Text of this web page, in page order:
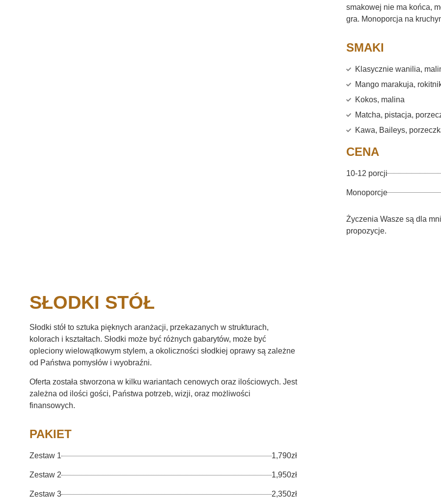
smakowej nie ma końca,
gra. Monoporcja na
SMAKI
Klasycznie wanilia,
Mango marakuja,
Kokos, malina
Matcha, pistacja,
Kawa, Baileys,
CENA
10-12 porcji
Monoporcje
Życzenia Wasze są dla
propozycje.
SŁODKI STÓŁ
Słodki stół to sztuka pięknych aranżacji, przekazanych w strukturach,
kolorach i kształtach. Słodki może być różnych gabarytów, może być
opleciony wielowątkowym stylem, a okoliczności słodkiej oprawy są zależne
od Państwa pomysłów i wyobraźni.
Oferta została stworzona w kilku wariantach cenowych oraz ilościowych. Jest
zależna od ilości gości, Państwa potrzeb, wizji, oraz możliwości
finansowych.
PAKIET
Zestaw 1 1,790zł
Zestaw 2 1,950zł
Zestaw 3 2,350zł